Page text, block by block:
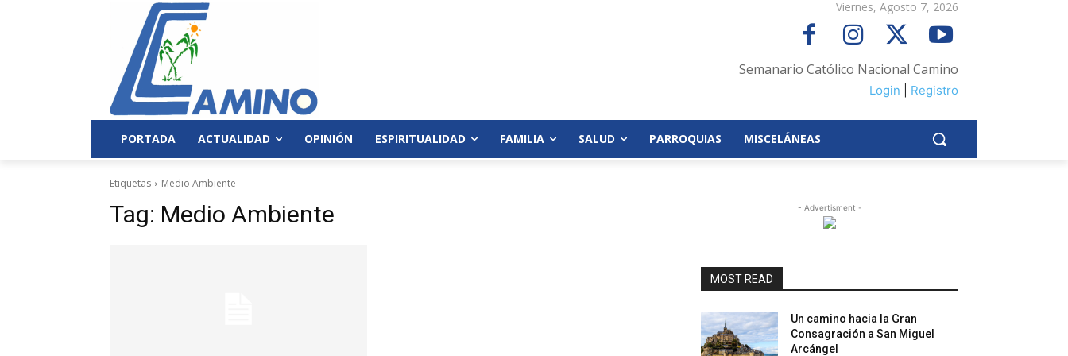
Viernes, Agosto 7, 2026
Semanario Católico Nacional Camino
Login Registro
PORTADA ACTUALIDAD OPINIÓN ESPIRITUALIDAD FAMILIA SALUD PARROQUIAS MISCELÁNEAS
Etiquetas Medio Ambiente
Tag: Medio Ambiente - Advertisment -
MOST READ
Un camino hacia la Gran
Consagración a San Miguel
Arcángel